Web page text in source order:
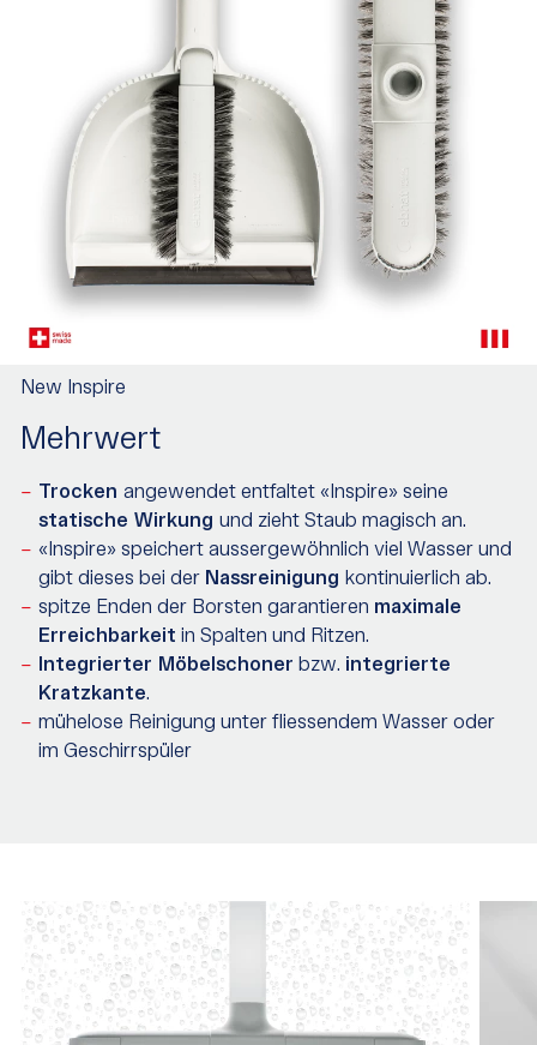
New Inspire
Mehrwert
Trockenangewendet entfaltet «Inspire» seine
statische Wirkungund zieht Staub magisch an.
«Inspire» speichert aussergewöhnlich viel Wasser und
gibt dieses bei der Nassreinigungkontinuierlich ab.
spitze Enden der Borsten garantieren maximale
Erreichbarkeit in Spalten und Ritzen.
Integrierter Möbelschoner bzw. integrierte
Kratzkante.
mühelose Reinigung unter fliessendem Wasser oder
im Geschirrspüler